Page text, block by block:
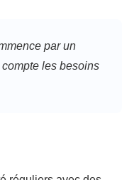
par un
les besoins